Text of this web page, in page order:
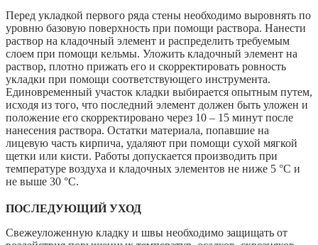
Перед укладкой первого ряда стены необходимо выровнять по
уровню базовую поверхность при помощи раствора. Нанести
раствор на кладочный элемент и распределить требуемым
слоем при помощи кельмы. Уложить кладочный элемент на
раствор, плотно прижать его и скорректировать ровность
укладки при помощи соответствующего инструмента.
Единовременный участок кладки выбирается опытным путем,
исходя из того, что последний элемент должен быть уложен и
положение его скорректировано через 10 – 15 минут после
нанесения раствора. Остатки материала, попавшие на
лицевую часть кирпича, удаляют при помощи сухой мягкой
щетки или кисти. Работы допускается производить при
температуре воздуха и кладочных элементов не ниже 5 °С и
не выше 30 °С.
ПОСЛЕДУЮЩИЙ УХОД
Свежеуложенную кладку и швы необходимо защищать от